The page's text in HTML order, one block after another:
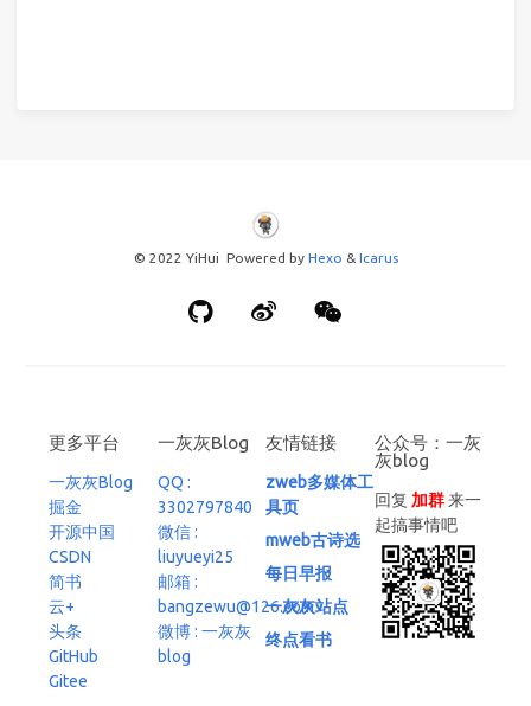
© 2022 YiHui Powered by Hexo & Icarus
更多平台
一灰灰Blog
掘金
开源中国
CSDN
简书
云+
头条
GitHub
Gitee
一灰灰Blog
QQ :
3302797840
微信 :
liuyueyi25
邮箱 :
bangzewu@126.com
微博 : 一灰灰
blog
友情链接
zweb多媒体工
具页
mweb古诗选
每日早报
一灰灰站点
终点看书
公众号：一灰
灰blog
回复 加群来一
起搞事情吧